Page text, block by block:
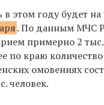
в этом году будет
. По данным МЧС
примерно 2
по краю
омовениях
человек.